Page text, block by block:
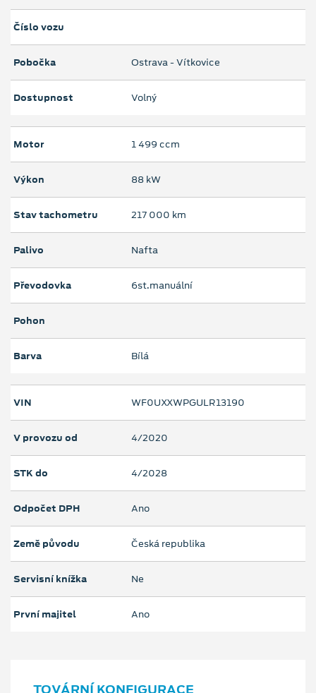
Číslo vozu
Pobočka Ostrava - Vítkovice
Dostupnost Volný
Motor 1 499 ccm
Výkon 88 kW
Stav tachometru 217 000 km
Palivo Nafta
Převodovka 6st.manuální
Pohon
Barva Bílá
VIN WF0UXXWPGULR13190
V provozu od 4/2020
STK do 4/2028
Odpočet DPH Ano
Země původu Česká republika
Servisní knížka Ne
První majitel Ano
TOVÁRNÍ KONFIGURACE